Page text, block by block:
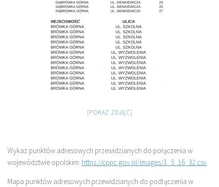
[POKAZ ZDJĘĆ]
Wykaz punktów adresowych przewidzianych do połączenia w
województwie opolskim: https://cppc.gov.pl/images/3_5_16_32.csv
Mapa punktów adresowych przewidzianych do podłączenia w